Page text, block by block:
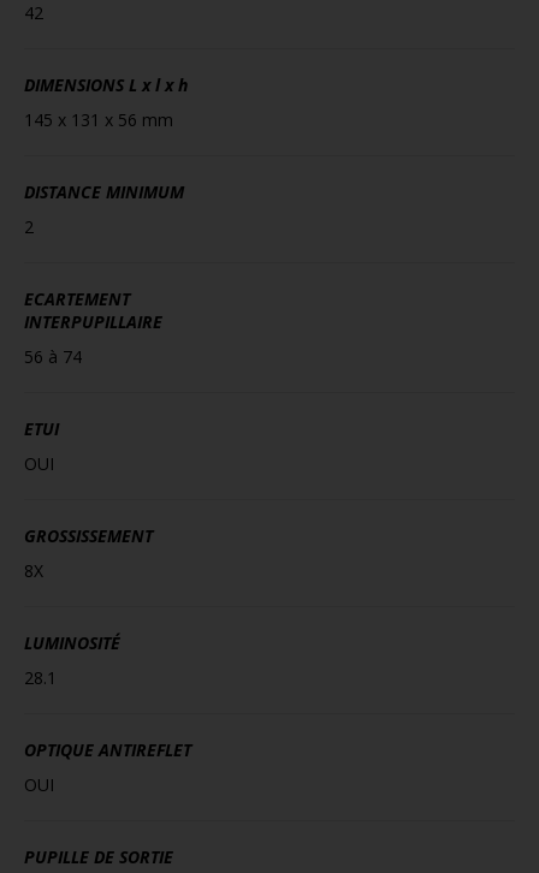
42
DIMENSIONS L x l x h
145 x 131 x 56 mm
DISTANCE MINIMUM
2
ECARTEMENT
INTERPUPILLAIRE
56 à 74
ETUI
OUI
GROSSISSEMENT
8X
LUMINOSITÉ
28.1
OPTIQUE ANTIREFLET
OUI
PUPILLE DE SORTIE